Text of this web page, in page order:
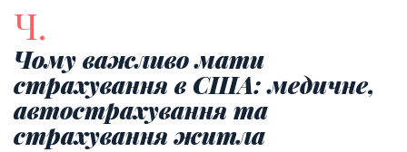
Ч.
Чому важливо мати
страхування в США: медичне,
автострахування та
страхування житла